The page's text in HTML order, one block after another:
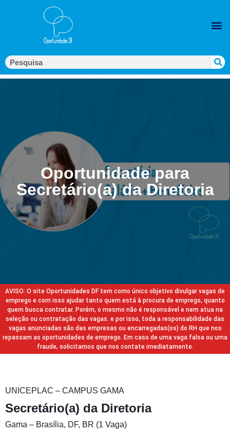
Oportunidade para
Secretário(a) da Diretoria
AVISO: O site Oportunidades DF tem como único objetivo divulgar vagas de
emprego e com isso ajudar tanto quem está à procura de emprego, quanto
quem busca contratar. Porém, o mesmo não é responsável e nem atua na
seleção ou contratação das vagas. e por isso, toda a responsabilidade das
vagas anunciadas são das empresas ou encarregadas(os) do RH que nos
repassam as oportunidades de emprego. Em caso de uma vaga falsa ou uma
fraude, solicitamos que nos contate imediatamente.
UNICEPLAC – CAMPUS GAMA
Secretário(a) da Diretoria
Gama – Brasília, DF, BR (1 Vaga)